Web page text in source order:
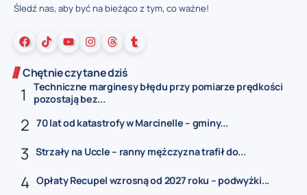
Śledź nas, aby być na bieżąco z tym, co ważne!
Chętnie czytane dziś
Techniczne marginesy błędu przy pomiarze prędkości
pozostają bez...
70 lat od katastrofy w Marcinelle – gminy...
Strzały na Uccle – ranny mężczyzna trafił do...
Opłaty Recupel wzrosną od 2027 roku – podwyżki...